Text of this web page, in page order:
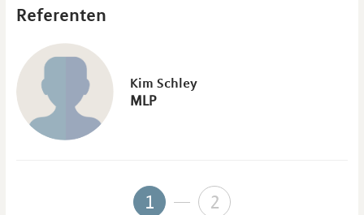
Referenten
Kim Schley
MLP
1 2